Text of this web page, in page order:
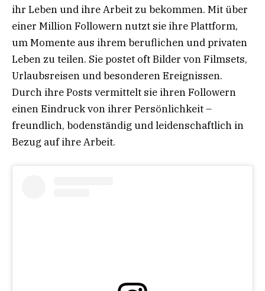
ihr Leben und ihre Arbeit zu bekommen. Mit über
einer Million Followern nutzt sie ihre Plattform,
um Momente aus ihrem beruflichen und privaten
Leben zu teilen. Sie postet oft Bilder von Filmsets,
Urlaubsreisen und besonderen Ereignissen.
Durch ihre Posts vermittelt sie ihren Followern
einen Eindruck von ihrer Persönlichkeit –
freundlich, bodenständig und leidenschaftlich in
Bezug auf ihre Arbeit.